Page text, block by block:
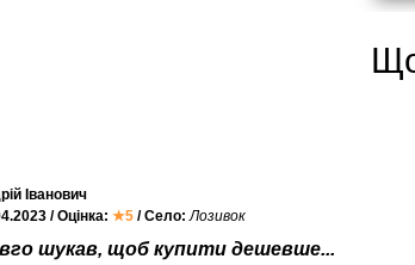
шукав, щоб купити дешевше...
Іванович
/ Оцінка: ★5 / Село: Лозивок